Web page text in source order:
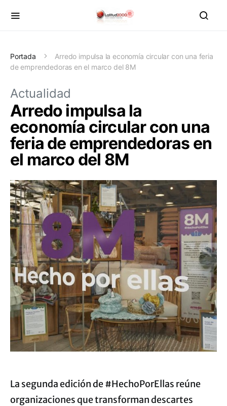
Portada
Arredo impulsa la economía circular con una feria
de emprendedoras en el marco del 8M
Actualidad
Arredo impulsa la
economía circular con una
feria de emprendedoras en
el marco del 8M
La segunda edición de #HechoPorEllas reúne
organizaciones que transforman descartes